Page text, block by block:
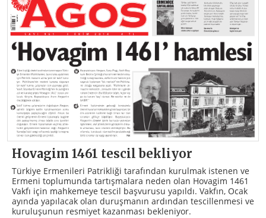
Hovagim 1461 tescil bekliyor
Türkiye Ermenileri Patrikliği tarafından kurulmak istenen ve
Ermeni toplumunda tartışmalara neden olan Hovagim 1461
Vakfı için mahkemeye tescil başvurusu yapıldı. Vakfın, Ocak
ayında yapılacak olan duruşmanın ardından tescillenmesi ve
kuruluşunun resmiyet kazanması bekleniyor.